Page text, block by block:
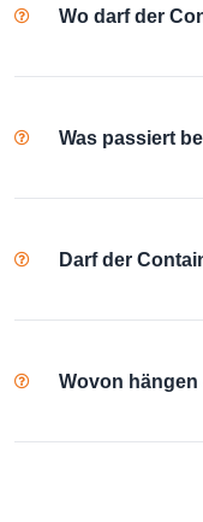
Wo darf der
Was passiert
Darf der
Wovon